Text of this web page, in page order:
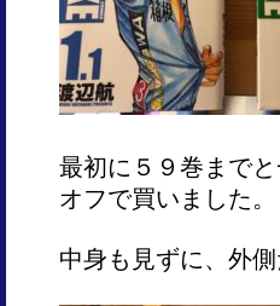
最初に５９巻まで
オフで買いました。
中身も見ずに、外